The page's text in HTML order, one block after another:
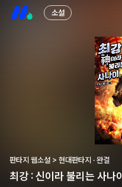
소설
판타지 웹소설 > 현대판타지 · 완결
최강 : 신이라 불리는 사나이